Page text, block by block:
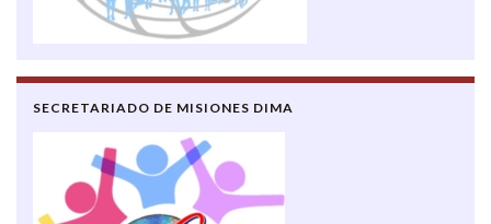
SECRETARIADO DE MISIONES DIMA